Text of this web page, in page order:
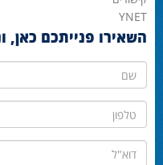
YNET
השאירו פנייתכם כאן,
שם
טלפון
דוא"ל